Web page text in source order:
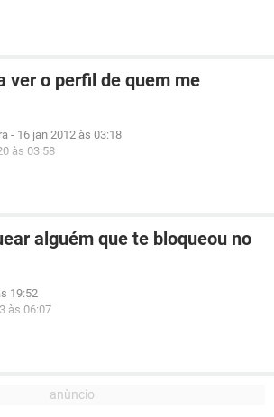
ver o perfil de quem me
- 16 jan 2012 às 03:18
às 03:58
alguém que te bloqueou no
19:52
às 06:07